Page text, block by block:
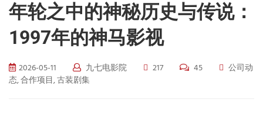
年轮之中的神秘历史与传说：
1997年的神马影视
2026-05-11 九七电影院 217 45
公司动
态, 合作项目, 古装剧集